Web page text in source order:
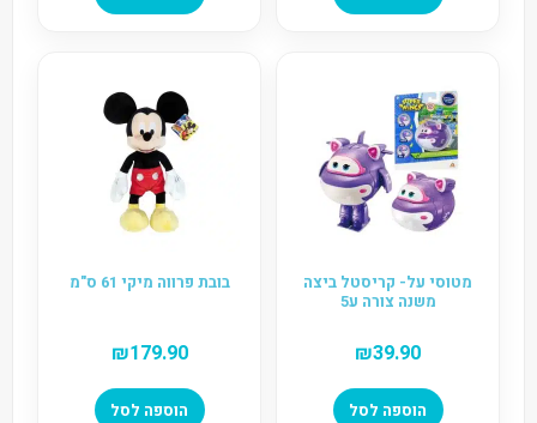
מטוסי על- קריסטל ביצה
משנה צורה ע5
₪39.90
הוספה לסל
בובת פרווה מיקי 61 ס"מ
₪179.90
הוספה לסל